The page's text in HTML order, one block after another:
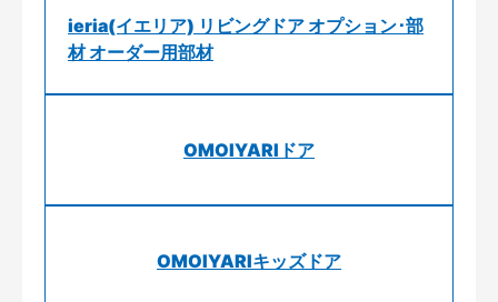
ieria(イエリア) リビングドア オプション･部
材 オーダー用部材
OMOIYARIドア
OMOIYARIキッズドア